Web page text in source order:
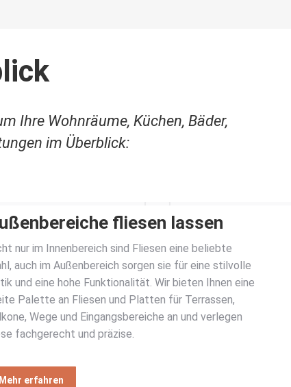
Ihre Wohnräume, Küchen, Bäder,
im Überblick:
fliesen lassen
nur im Innenbereich sind Fliesen eine beliebte
auch im Außenbereich sorgen sie für eine stilvolle
und eine hohe Funktionalität. Wir bieten Ihnen eine
Palette an Fliesen und Platten für Terrassen,
Wege und Eingangsbereiche an und verlegen
fachgerecht und präzise.
Mehr erfahren